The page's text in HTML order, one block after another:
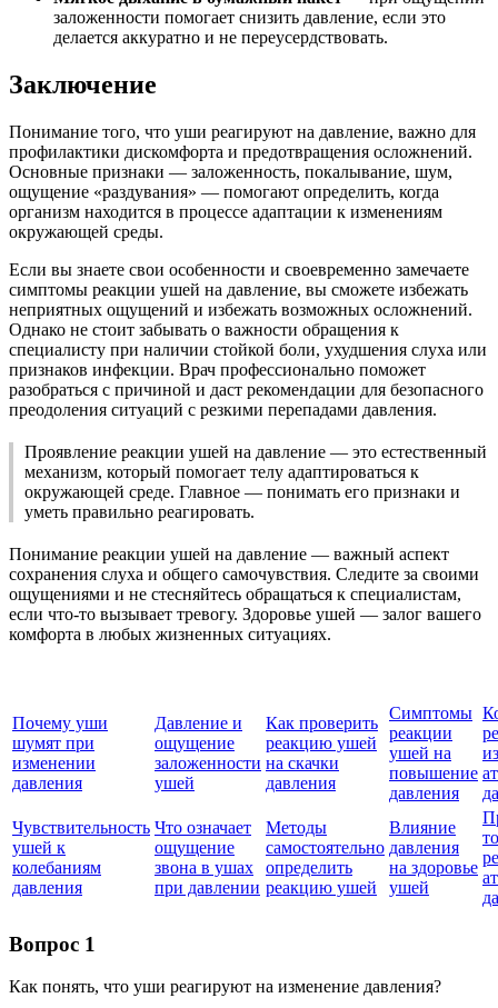
заложенности помогает снизить давление, если это
делается аккуратно и не переусердствовать.
Заключение
Понимание того, что уши реагируют на давление, важно для
профилактики дискомфорта и предотвращения осложнений.
Основные признаки — заложенность, покалывание, шум,
ощущение «раздувания» — помогают определить, когда
организм находится в процессе адаптации к изменениям
окружающей среды.
Если вы знаете свои особенности и своевременно замечаете
симптомы реакции ушей на давление, вы сможете избежать
неприятных ощущений и избежать возможных осложнений.
Однако не стоит забывать о важности обращения к
специалисту при наличии стойкой боли, ухудшения слуха или
признаков инфекции. Врач профессионально поможет
разобраться с причиной и даст рекомендации для безопасного
преодоления ситуаций с резкими перепадами давления.
Проявление реакции ушей на давление — это естественный
механизм, который помогает телу адаптироваться к
окружающей среде. Главное — понимать его признаки и
уметь правильно реагировать.
Понимание реакции ушей на давление — важный аспект
сохранения слуха и общего самочувствия. Следите за своими
ощущениями и не стесняйтесь обращаться к специалистам,
если что-то вызывает тревогу. Здоровье ушей — залог вашего
комфорта в любых жизненных ситуациях.
Почему уши
шумят при
изменении
давления
Давление и
ощущение
заложенности
ушей
Как проверить
реакцию ушей
на скачки
давления
Симптомы
реакции
ушей на
повышение
давления
Чувствительность
ушей к
колебаниям
давления
Что означает
ощущение
звона в ушах
при давлении
Методы
самостоятельно
определить
реакцию ушей
Влияние
давления
на здоровье
ушей
Вопрос 1
Как понять, что уши реагируют на изменение давления?